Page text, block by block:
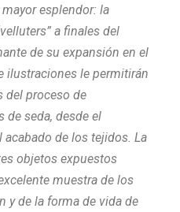
esplendor: la
a finales del
de su expansión en el
ilustraciones le permitirán
del proceso de
de seda, desde el
de los tejidos. La
objetos expuestos
muestra de los
y de la forma de vida de